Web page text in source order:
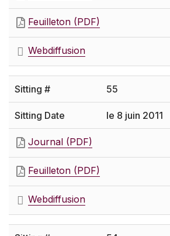
Feuilleton (PDF)
Webdiffusion
55
le 8 juin 2011
Journal (PDF)
Feuilleton (PDF)
Webdiffusion